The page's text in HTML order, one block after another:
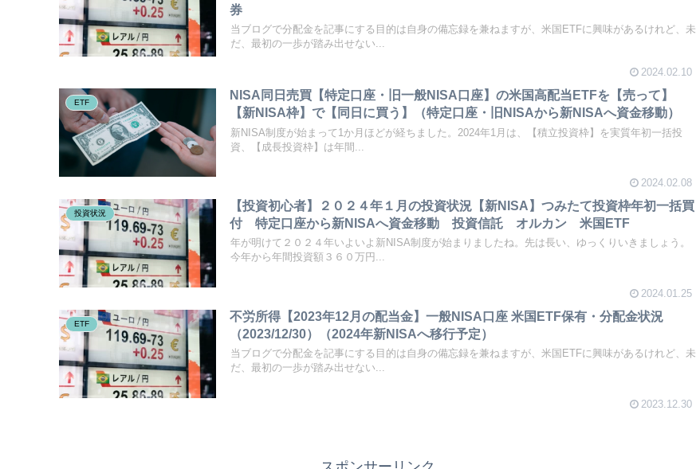
券
当ブログで分配金を記事にする目的は自身の備忘録を兼ねますが、米国ETFに興味があるけれど、未
だ、最初の一歩が踏み出せない...
2024.02.10
ETF
NISA同日売買【特定口座・旧一般NISA口座】の米国高配当ETFを【売って】
【新NISA枠】で【同日に買う】（特定口座・旧NISAから新NISAへ資金移動）
新NISA制度が始まって1か月ほどが経ちました。2024年1月は、【積立投資枠】を実質年初一括投
資、【成長投資枠】は年間...
2024.02.08
投資状況
【投資初心者】２０２４年１月の投資状況【新NISA】つみたて投資枠年初一括買
付 特定口座から新NISAへ資金移動 投資信託 オルカン 米国ETF
年が明けて２０２４年いよいよ新NISA制度が始まりましたね。先は長い、ゆっくりいきましょう。
今年から年間投資額３６０万円...
2024.01.25
ETF
不労所得【2023年12月の配当金】一般NISA口座 米国ETF保有・分配金状況
（2023/12/30）（2024年新NISAへ移行予定）
当ブログで分配金を記事にする目的は自身の備忘録を兼ねますが、米国ETFに興味があるけれど、未
だ、最初の一歩が踏み出せない...
2023.12.30